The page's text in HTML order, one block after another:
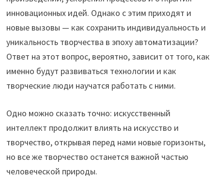
инновационных идей. Однако с этим приходят и
новые вызовы — как сохранить индивидуальность и
уникальность творчества в эпоху автоматизации?
Ответ на этот вопрос, вероятно, зависит от того, как
именно будут развиваться технологии и как
творческие люди научатся работать с ними.
Одно можно сказать точно: искусственный
интеллект продолжит влиять на искусство и
творчество, открывая перед нами новые горизонты,
но все же творчество останется важной частью
человеческой природы.